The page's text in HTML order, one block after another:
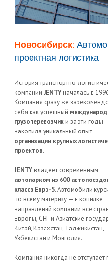
Новосибирск:
проектная логистика
История транспортно-
компании JENTY началась в
Компания сразу же
себя как успешный
грузоперевозчик и за эти годы
накопила уникальный опыт
организации крупных
проектов.
JENTY владеет современным
автопарком из 600
класса Евро-5. Автомобили
по всему материку — в копилке
направлений компании все
Европы, СНГ и Азиатские
Китай, Казахстан, Таджикистан,
Узбекистан и Монголия.
Компания никогда не отступает